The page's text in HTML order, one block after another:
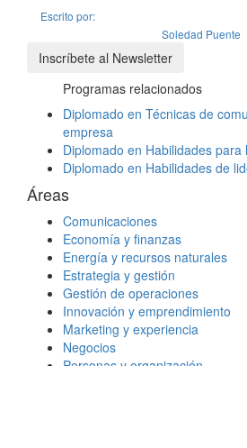
Escrito por:
Soledad Puente
Inscríbete al Newsletter
Programas relacionados
Diplomado en Técnicas de
empresa
Diplomado en Habilidades para
Diplomado en Habilidades de
Áreas
Comunicaciones
Economía y finanzas
Energía y recursos naturales
Estrategia y gestión
Gestión de operaciones
Innovación y emprendimiento
Marketing y experiencia
Negocios
Personas y organización